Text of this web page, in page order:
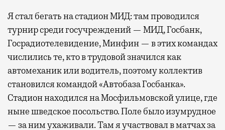
Я стал бегать на стадион МИД: там проводился
турнир среди госучреждений — МИД, Госбанк,
Госрадиотелевидение, Минфин — в этих командах
числились те, кто в трудовой значился как
автомеханик или водитель, поэтому коллектив
становился командой «Автобаза Госбанка».
Стадион находился на Мосфильмовской улице, где
ныне шведское посольство. Поле было изумрудное
— за ним ухаживали. Там я участвовал в матчах за